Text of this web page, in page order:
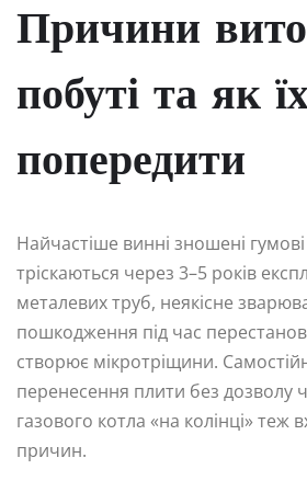
Причини
побуті та як
попередити
Найчастіше винні зношені
тріскаються через 3–5 років
металевих труб, неякісне
пошкодження під час
створює мікротріщини.
перенесення плити без дозволу
газового котла «на колінці» теж
причин.